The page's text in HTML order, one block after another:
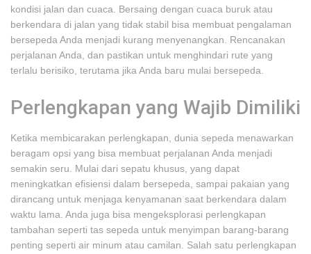
kondisi jalan dan cuaca. Bersaing dengan cuaca buruk atau
berkendara di jalan yang tidak stabil bisa membuat pengalaman
bersepeda Anda menjadi kurang menyenangkan. Rencanakan
perjalanan Anda, dan pastikan untuk menghindari rute yang
terlalu berisiko, terutama jika Anda baru mulai bersepeda.
Perlengkapan yang Wajib Dimiliki
Ketika membicarakan perlengkapan, dunia sepeda menawarkan
beragam opsi yang bisa membuat perjalanan Anda menjadi
semakin seru. Mulai dari sepatu khusus, yang dapat
meningkatkan efisiensi dalam bersepeda, sampai pakaian yang
dirancang untuk menjaga kenyamanan saat berkendara dalam
waktu lama. Anda juga bisa mengeksplorasi perlengkapan
tambahan seperti tas sepeda untuk menyimpan barang-barang
penting seperti air minum atau camilan. Salah satu perlengkapan